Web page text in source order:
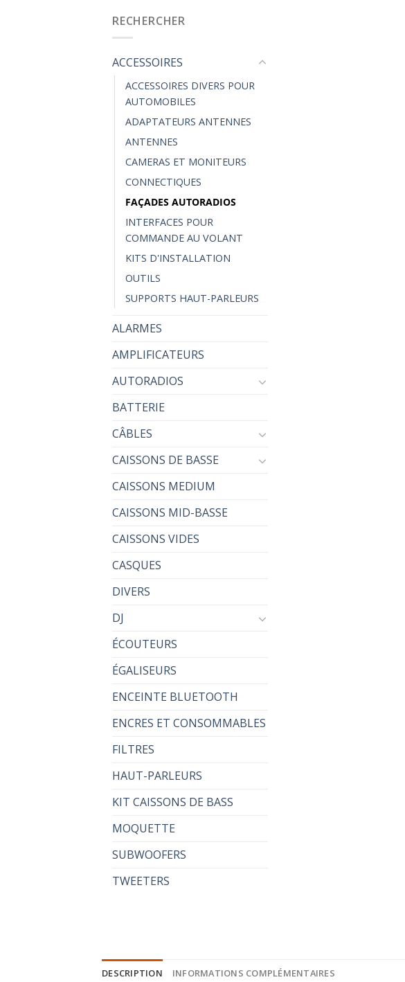
RECHERCHER
ACCESSOIRES
ACCESSOIRES DIVERS POUR
AUTOMOBILES
ADAPTATEURS ANTENNES
ANTENNES
CAMERAS ET MONITEURS
CONNECTIQUES
FAÇADES AUTORADIOS
INTERFACES POUR
COMMANDE AU VOLANT
KITS D'INSTALLATION
OUTILS
SUPPORTS HAUT-PARLEURS
ALARMES
AMPLIFICATEURS
AUTORADIOS
BATTERIE
CÂBLES
CAISSONS DE BASSE
CAISSONS MEDIUM
CAISSONS MID-BASSE
CAISSONS VIDES
CASQUES
DIVERS
DJ
ÉCOUTEURS
ÉGALISEURS
ENCEINTE BLUETOOTH
ENCRES ET CONSOMMABLES
FILTRES
HAUT-PARLEURS
KIT CAISSONS DE BASS
MOQUETTE
SUBWOOFERS
TWEETERS
DESCRIPTION INFORMATIONS COMPLÉMENTAIRES